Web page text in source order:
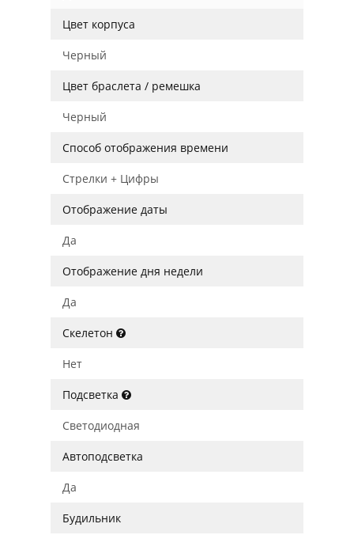
Цвет корпуса
Черный
Цвет браслета / ремешка
Черный
Способ отображения времени
Стрелки + Цифры
Отображение даты
Да
Отображение дня недели
Да
Скелетон
Нет
Подсветка
Светодиодная
Автоподсветка
Да
Будильник